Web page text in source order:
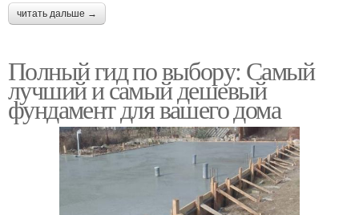
читать дальше →
Полный гид по выбору: Самый
лучший и самый дешевый
фундамент для вашего дома